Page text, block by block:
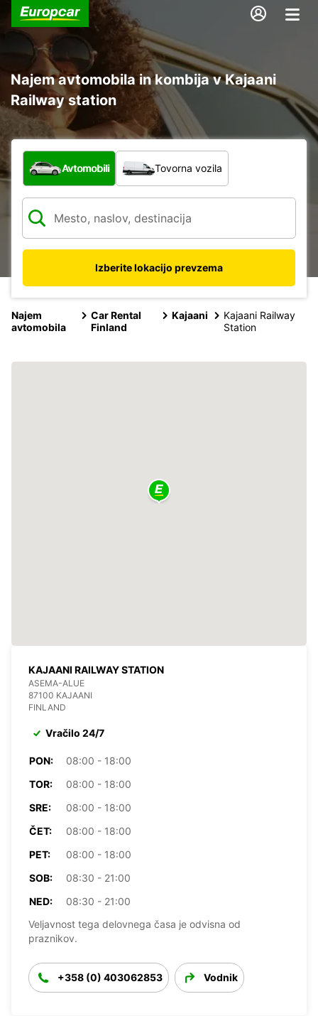
Najem avtomobila in kombija v Kajaani
Railway station
Katera vrsta vozila?
Avtomobili Tovorna vozila
Izberite lokacijo prevzema
Najem
avtomobila
Car Rental
Finland
Kajaani
Kajaani Railway
Station
KAJAANI RAILWAY STATION
ASEMA-ALUE
87100 KAJAANI
FINLAND
Vračilo 24/7
PON:
08:00 - 18:00
TOR:
08:00 - 18:00
SRE:
08:00 - 18:00
ČET:
08:00 - 18:00
PET:
08:00 - 18:00
SOB:
08:30 - 21:00
NED:
08:30 - 21:00
Veljavnost tega delovnega časa je odvisna od
praznikov.
+358 (0) 403062853 Vodnik